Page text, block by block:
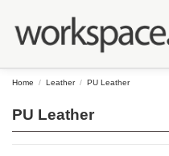
Home Leather PU Leather
PU Leather